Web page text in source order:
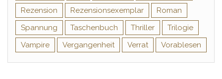
Rezension
Rezensionsexemplar
Roman
Spannung
Taschenbuch Thriller
Trilogie
Vampire
Vergangenheit Verrat Vorablesen